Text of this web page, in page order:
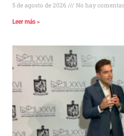
5 de agosto de 2026 No hay
Leer más »